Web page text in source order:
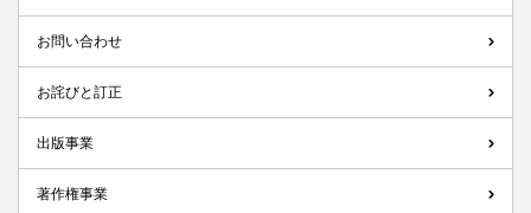
お問い合わせ
お詫びと訂正
出版事業
著作権事業